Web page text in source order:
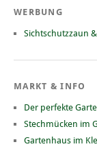
WERBUNG
Sichtschutzzaun
MARKT & INFO
Der perfekte
Stechmücken im
Gartenhaus im